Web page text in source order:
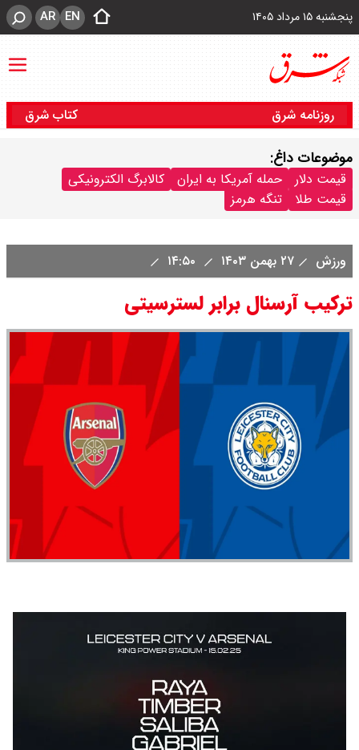
پنجشنبه ۱۵ مرداد ۱۴۰۵ EN
AR
روزنامه شرق کتاب شرق
موضوعات داغ:
قیمت دلار حمله آمریکا به ایران
کالابرگ الکترونیکی
قیمت طلا
تنگه هرمز
ورزش ۲۷ بهمن ۱۴۰۳
ترکیب آرسنال برابر لسترسیتی